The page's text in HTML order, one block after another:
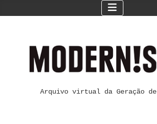
Arquivo virtual da Geração de